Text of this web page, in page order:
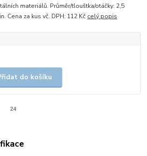
materiálů. Průměr/tlouštka/otáčky: 2,5
Cena za kus vč. DPH: 112 Kč celý popis
do košíku
24